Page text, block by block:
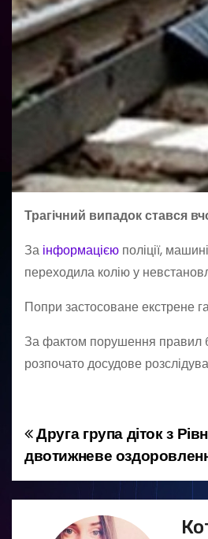
Трагічний випадок стався
За інформацією поліції,
переходила колію у
Попри застосоване екстрене
За фактом порушення правил
розпочато досудове
Н
а
в
Друга група діток з
двотижневе